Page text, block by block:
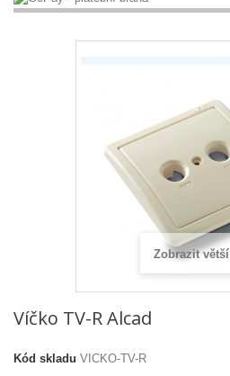
Zobrazit větší
Víčko TV-R Alcad
Kód skladu VICKO-TV-R